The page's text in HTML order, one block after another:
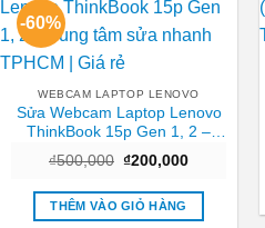
-60%
WEBCAM LAPTOP LENOVO
Sửa Webcam Laptop Lenovo
ThinkBook 15p Gen 1, 2 –
| Giá rẻ
₫500,000 Giá
là:
₫500,000.
₫200,000Giá
tại
₫200,000.
THÊM VÀO GIỎ HÀNG